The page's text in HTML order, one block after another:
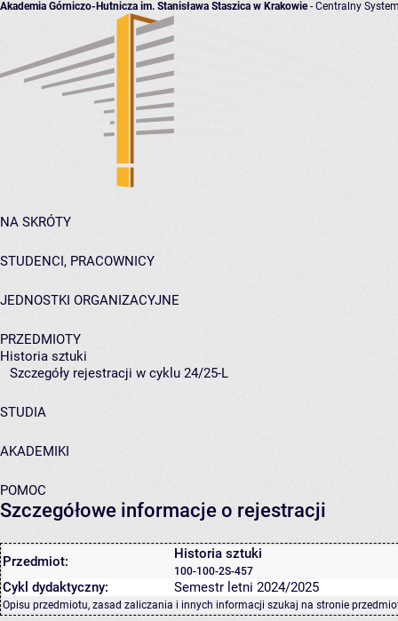
Akademia Górniczo-Hutnicza im. Stanisława Staszica w Krakowie- Centralny
NA SKRÓTY
STUDENCI, PRACOWNICY
JEDNOSTKI ORGANIZACYJNE
PRZEDMIOTY
Historia sztuki
Szczegóły rejestracji w cyklu 24/25-L
STUDIA
AKADEMIKI
POMOC
Szczegółowe informacje o rejestracji
Przedmiot: Historia sztuki
100-100-2S-457
Cykl dydaktyczny: Semestr letni 2024/2025
Opisu przedmiotu, zasad zaliczania i innych informacji szukaj na stronie